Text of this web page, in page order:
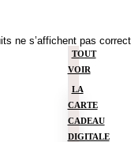
ne s’affichent pas
TOUT
VOIR
LA
CARTE
CADEAU
DIGITALE